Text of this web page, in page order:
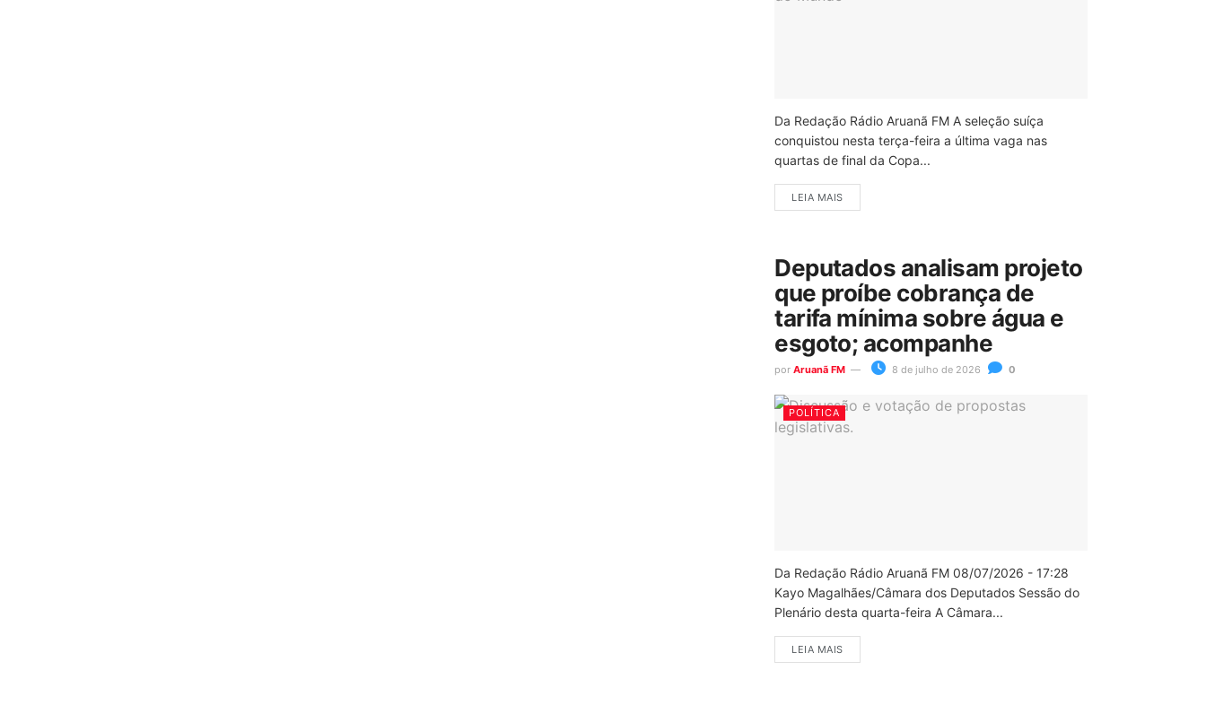
Da Redação Rádio Aruanã FM A seleção suíça
conquistou nesta terça-feira a última vaga nas
quartas de final da Copa...
LEIA MAIS
Deputados analisam projeto
que proíbe cobrança de
tarifa mínima sobre água e
esgoto; acompanhe
por Aruanã FM 8 de julho de 2026 0
POLÍTICA
Da Redação Rádio Aruanã FM 08/07/2026 - 17:28
Kayo Magalhães/Câmara dos Deputados Sessão do
Plenário desta quarta-feira A Câmara...
LEIA MAIS